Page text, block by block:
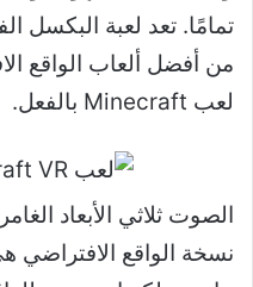
تمامًا. تعد لعبة البكسل
من أفضل ألعاب الواقع
لعب Minecraft بالفعل.
الصوت ثلاثي الأبعاد
نسخة الواقع الافتراضي